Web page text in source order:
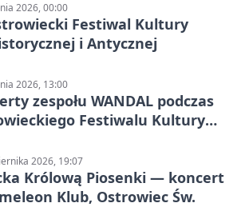
2026, 00:00
Festiwal Kultury
i Antycznej
2026, 13:00
zespołu WANDAL podczas
Festiwalu Kultury
2026, 19:07
Królową Piosenki — koncert
Klub, Ostrowiec Św.